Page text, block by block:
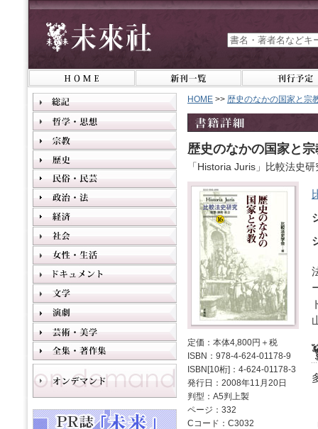
HOME >> 歴史のなかの国家と宗
歴史のなかの国家と宗
「Historia Juris」比較法史
定価：本体4,800円＋税
ISBN：978-4-624-01178-9
ISBN[10桁]：4-624-01178-3
発行日：2008年11月20日
判型：A5判上製
ページ：332
Cコード：C3032